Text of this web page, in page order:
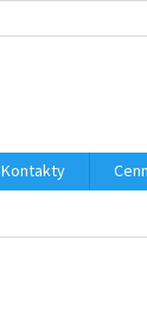
Kontakty